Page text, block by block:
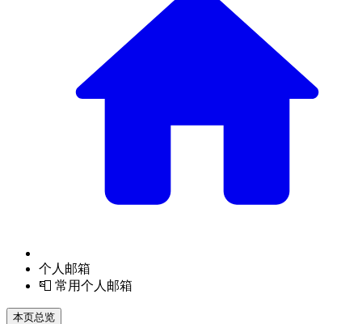
个人邮箱
📮 常用个人邮箱
本页总览